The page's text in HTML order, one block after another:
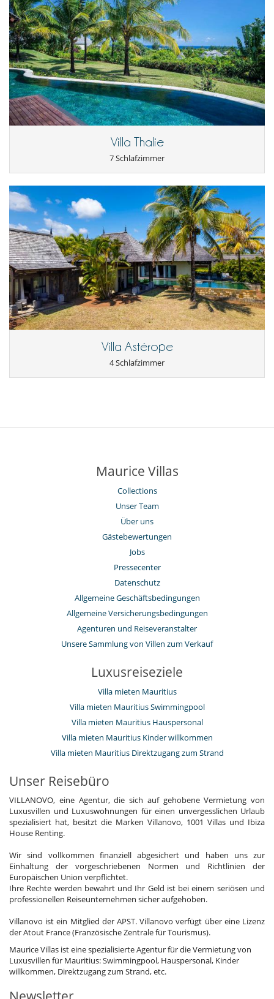
Villa Thalie
7 Schlafzimmer
Villa Astérope
4 Schlafzimmer
Maurice Villas
Collections
Unser Team
Über uns
Gästebewertungen
Jobs
Pressecenter
Datenschutz
Allgemeine Geschäftsbedingungen
Allgemeine Versicherungsbedingungen
Agenturen und Reiseveranstalter
Unsere Sammlung von Villen zum Verkauf
Luxusreiseziele
Villa mieten Mauritius
Villa mieten Mauritius Swimmingpool
Villa mieten Mauritius Hauspersonal
Villa mieten Mauritius Kinder willkommen
Villa mieten Mauritius Direktzugang zum Strand
Unser Reisebüro
VILLANOVO, eine Agentur, die sich auf gehobene Vermietung von
Luxusvillen und Luxuswohnungen für einen unvergesslichen Urlaub
spezialisiert hat, besitzt die Marken Villanovo, 1001 Villas und Ibiza
House Renting.
Wir sind vollkommen finanziell abgesichert und haben uns zur
Einhaltung der vorgeschriebenen Normen und Richtlinien der
Europäischen Union verpflichtet.
Ihre Rechte werden bewahrt und Ihr Geld ist bei einem seriösen und
professionellen Reiseunternehmen sicher aufgehoben.
Villanovo ist ein Mitglied der APST. Villanovo verfügt über eine Lizenz
der Atout France (Französische Zentrale für Tourismus).
Maurice Villas ist eine spezialisierte Agentur für die Vermietung von
Luxusvillen für Mauritius: Swimmingpool, Hauspersonal, Kinder
willkommen, Direktzugang zum Strand, etc.